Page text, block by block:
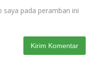
saya pada peramban ini